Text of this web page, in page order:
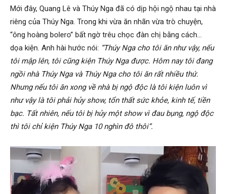
Mới đây, Quang Lê và Thúy Nga đã có dịp hội ngộ nhau tại nhà
riêng của Thúy Nga. Trong khi vừa ăn nhãn vừa trò chuyện,
“ông hoàng bolero” bất ngờ trêu chọc đàn chị bằng cách…
dọa kiện. Anh hài hước nói: “Thúy Nga cho tôi ăn như vậy, nếu
tôi mập lên, tôi cũng kiện Thúy Nga được. Hôm nay tôi đang
ngồi nhà Thúy Nga và Thúy Nga cho tôi ăn rất nhiều thứ.
Nhưng nếu tôi ăn xong về nhà bị ngộ độc là tôi kiện luôn vì
như vậy là tôi phải hủy show, tổn thất sức khỏe, kinh tế, tiền
bạc. Tất nhiên, nếu tôi bị hủy một show vì đau bụng, ngộ độc
thì tôi chỉ kiện Thúy Nga 10 nghìn đô thôi”.